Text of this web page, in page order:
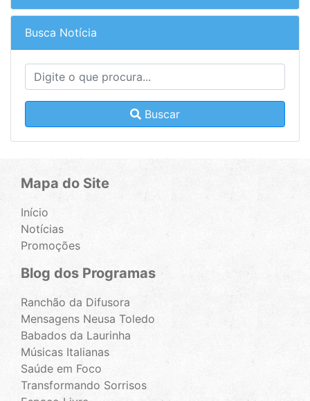
Busca Notícia
Buscar
Mapa do Site
Início
Notícias
Promoções
Blog dos Programas
Ranchão da Difusora
Mensagens Neusa Toledo
Babados da Laurinha
Músicas Italianas
Saúde em Foco
Transformando Sorrisos